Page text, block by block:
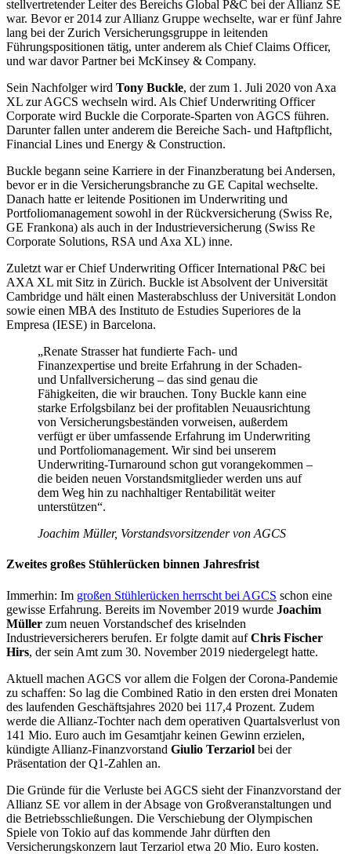
stellvertretender Leiter des Bereichs Global P&C bei der Allianz SE
war. Bevor er 2014 zur Allianz Gruppe wechselte, war er fünf Jahre
lang bei der Zurich Versicherungsgruppe in leitenden
Führungspositionen tätig, unter anderem als Chief Claims Officer,
und war davor Partner bei McKinsey & Company.
Sein Nachfolger wird Tony Buckle, der zum 1. Juli 2020 von Axa
XL zur AGCS wechseln wird. Als Chief Underwriting Officer
Corporate wird Buckle die Corporate-Sparten von AGCS führen.
Darunter fallen unter anderem die Bereiche Sach- und Haftpflicht,
Financial Lines und Energy & Construction.
Buckle begann seine Karriere in der Finanzberatung bei Andersen,
bevor er in die Versicherungsbranche zu GE Capital wechselte.
Danach hatte er leitende Positionen im Underwriting und
Portfoliomanagement sowohl in der Rückversicherung (Swiss Re,
GE Frankona) als auch in der Industrieversicherung (Swiss Re
Corporate Solutions, RSA und Axa XL) inne.
Zuletzt war er Chief Underwriting Officer International P&C bei
AXA XL mit Sitz in Zürich. Buckle ist Absolvent der Universität
Cambridge und hält einen Masterabschluss der Universität London
sowie einen MBA des Instituto de Estudies Superiores de la
Empresa (IESE) in Barcelona.
„Renate Strasser hat fundierte Fach- und
Finanzexpertise und breite Erfahrung in der Schaden-
und Unfallversicherung – das sind genau die
Fähigkeiten, die wir brauchen. Tony Buckle kann eine
starke Erfolgsbilanz bei der profitablen Neuausrichtung
von Versicherungsbeständen vorweisen, außerdem
verfügt er über umfassende Erfahrung im Underwriting
und Portfoliomanagement. Wir sind bei unserem
Underwriting-Turnaround schon gut vorangekommen –
die beiden neuen Vorstandsmitglieder werden uns auf
dem Weg hin zu nachhaltiger Rentabilität weiter
unterstützen“.
Joachim Müller, Vorstandsvorsitzender von AGCS
Zweites großes Stühlerücken binnen Jahresfrist
Immerhin: Im großen Stühlerücken herrscht bei AGCS schon eine
gewisse Erfahrung. Bereits im November 2019 wurde Joachim
Müller zum neuen Vorstandschef des kriselnden
Industrieversicherers berufen. Er folgte damit aufChris Fischer
Hirs, der sein Amt zum 30. November 2019 niedergelegt hatte.
Aktuell machen AGCS vor allem die Folgen der Corona-Pandemie
zu schaffen: So lag die Combined Ratio in den ersten drei Monaten
des laufenden Geschäftsjahres 2020 bei 117,4 Prozent. Zudem
werde die Allianz-Tochter nach dem operativen Quartalsverlust von
141 Mio. Euro auch im Gesamtjahr keinen Gewinn erzielen,
kündigte Allianz-Finanzvorstand Giulio Terzariol bei der
Präsentation der Q1-Zahlen an.
Die Gründe für die Verluste bei AGCS sieht der Finanzvorstand der
Allianz SE vor allem in der Absage von Großveranstaltungen und
die Betriebsschließungen. Die Verschiebung der Olympischen
Spiele von Tokio auf das kommende Jahr dürften den
Versicherungskonzern laut Terzariol etwa 20 Mio. Euro kosten.